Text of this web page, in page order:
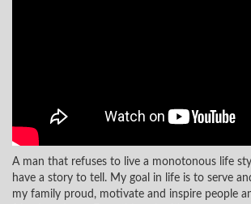
A man that refuses to live a monotonous life
have a story to tell. My goal in life is to serve
my family proud, motivate and inspire people